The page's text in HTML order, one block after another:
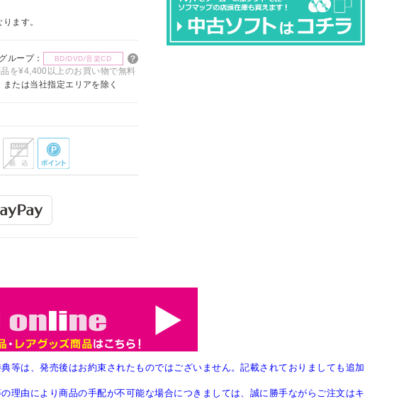
ます。
ループ： BD/DVD/音楽CD
を¥4,400以上のお買い物で無料
たは当社指定エリアを除く
は、発売後はお約束されたものではございません。記載されておりましても追加
由により商品の手配が不可能な場合につきましては、誠に勝手ながらご注文はキ